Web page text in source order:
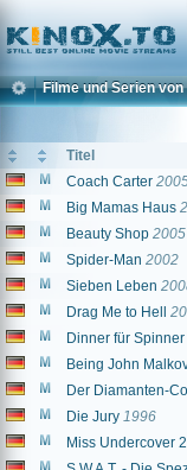
Home
Filme und Serien
Titel
Coach Carter
Big Mamas Haus
Beauty Shop 2005
Spider-Man 2002
Sieben Leben
Drag Me to Hell
Dinner für Spinner
Being John
Der Diamanten-
Die Jury 1996
Miss Undercover 2